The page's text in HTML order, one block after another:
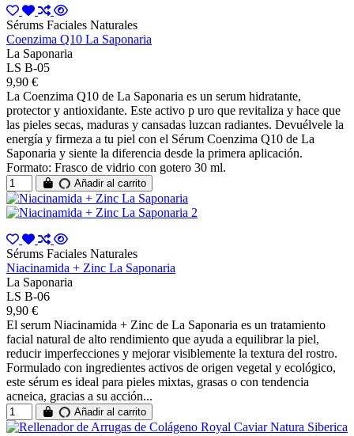
Sérums Faciales Naturales
Coenzima Q10 La Saponaria
La Saponaria
LS B-05
9,90 €
La Coenzima Q10 de La Saponaria es un serum hidratante,
protector y antioxidante. Este activo p uro que revitaliza y hace que
las pieles secas, maduras y cansadas luzcan radiantes. Devuélvele la
energía y firmeza a tu piel con el Sérum Coenzima Q10 de La
Saponaria y siente la diferencia desde la primera aplicación.
Formato: Frasco de vidrio con gotero 30 ml.
Añadir al carrito
Sérums Faciales Naturales
Niacinamida + Zinc La Saponaria
La Saponaria
LS B-06
9,90 €
El serum Niacinamida + Zinc de La Saponaria es un tratamiento
facial natural de alto rendimiento que ayuda a equilibrar la piel,
reducir imperfecciones y mejorar visiblemente la textura del rostro.
Formulado con ingredientes activos de origen vegetal y ecológico,
este sérum es ideal para pieles mixtas, grasas o con tendencia
acneica, gracias a su acción...
Añadir al carrito